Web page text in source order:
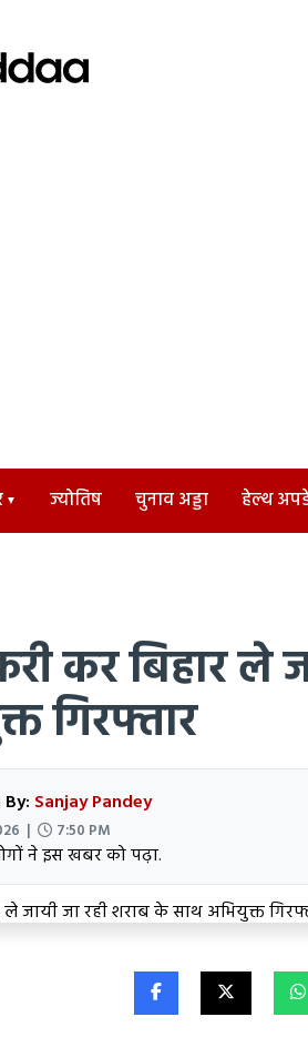
ज्योतिष चुनाव अड्डा हेल्थ
कर बिहार ले
गिरफ्तार
Sanjay Pandey
| 7:50 PM
ने इस खबर को पढ़ा.